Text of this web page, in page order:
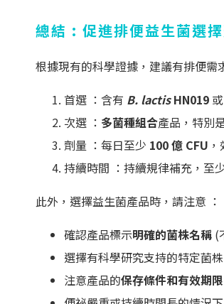
總結 : 促進排便益生菌選
根據現有的科學證據，建議有排便需
首選 ：含有 B. lactisHN019 或
次選 ： 多菌種組合產品，特別
劑量 ：每日至少 100 億 CFU
持續時間 ：持續規律補充，至
此外，選擇益生菌產品時，請注意 ：
確認產品標示明確的菌株名稱 (
選擇有科學研究支持的特定菌
注意產品的保存條件和有效期限